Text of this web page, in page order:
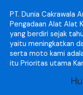
PT. Dunia Cakrawala
Pengadaan Alat Alat
yang berdiri sejak
yaitu meningkatkan
serta moto kami
itu Prioritas utama